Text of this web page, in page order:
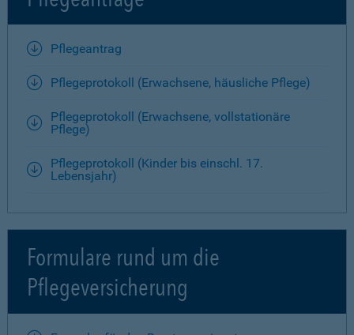
Pflegeantrag
Pflegeprotokoll (Erwachsene, häusliche Pflege)
Pflegeprotokoll (Erwachsene, vollstationäre
Pflege)
Pflegeprotokoll (Kinder bis einschl. 17.
Lebensjahr)
Formulare rund um die
Pflegeversicherung